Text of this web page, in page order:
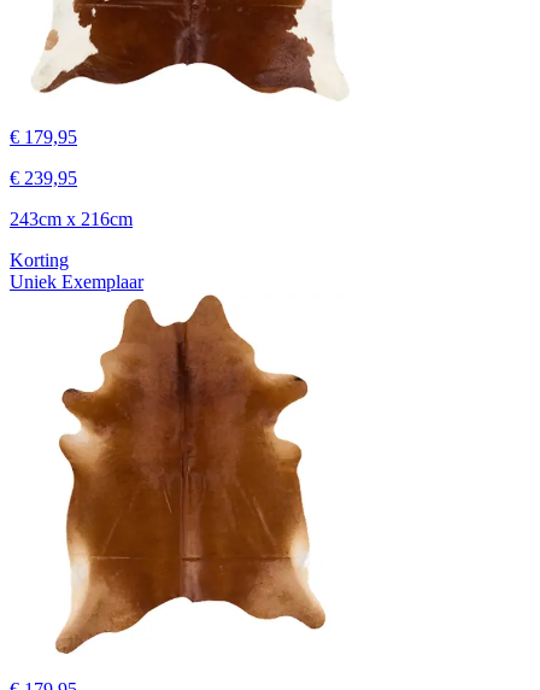
€ 179,95
€ 239,95
243cm x 216cm
Korting
Uniek Exemplaar